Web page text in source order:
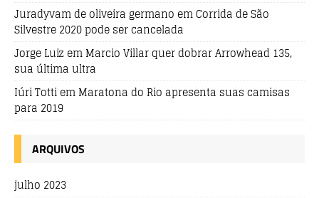
Juradyvam de oliveira germano emCorrida de São
Silvestre 2020 pode ser cancelada
Jorge Luiz em Marcio Villar quer dobrar Arrowhead 135,
sua última ultra
Iúri Totti em Maratona do Rio apresenta suas camisas
para 2019
ARQUIVOS
julho 2023